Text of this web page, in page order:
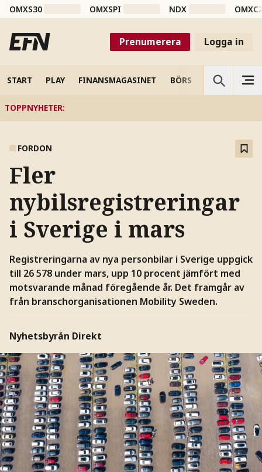
OMXS30 OMXSPI NDX
Prenumerera Logga in
START PLAY FINANSMAGASINET BÖRS VETENSKAP
TOPPNYHETER:
FORDON
Fler
nybilsregistreringar
i Sverige i mars
Registreringarna av nya personbilar i Sverige uppgick
till 26 578 under mars, upp 10 procent jämfört med
motsvarande månad föregående år. Det framgår av
från branschorganisationen Mobility Sweden.
Nyhetsbyrån Direkt